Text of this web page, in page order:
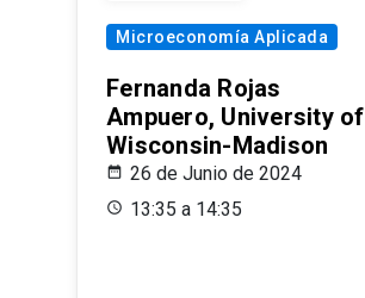
Microeconomía Aplicada
Fernanda Rojas
Ampuero, University of
Wisconsin-Madison
26 de Junio de 2024
13:35 a 14:35